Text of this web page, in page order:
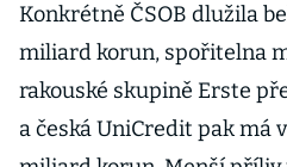
Konkrétně ČSOB dlužila
miliard korun, spořitelna
rakouské skupině Erste
a česká UniCredit pak má